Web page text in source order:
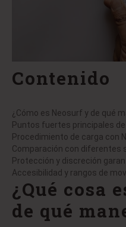
Contenido
¿Cómo es Neosurf y de qué
Puntos fuertes principales
Procedimiento de carga con
Comparación con diferentes
Protección y discreción
Accesibilidad y rangos de
¿Qué cosa
de qué